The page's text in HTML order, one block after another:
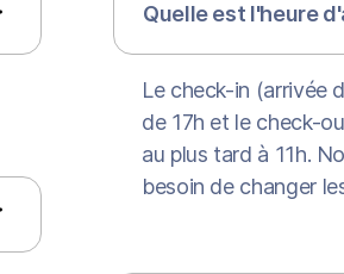
Quelle est l'heure
Le check-in (arrivée
de 17h et le check-
au plus tard à 11h.
besoin de changer